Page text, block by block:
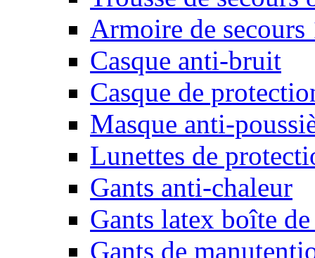
Armoire de secours
Casque anti-bruit
Casque de
Masque anti-
Lunettes de
Gants anti-chaleur
Gants latex boîte
Gants de